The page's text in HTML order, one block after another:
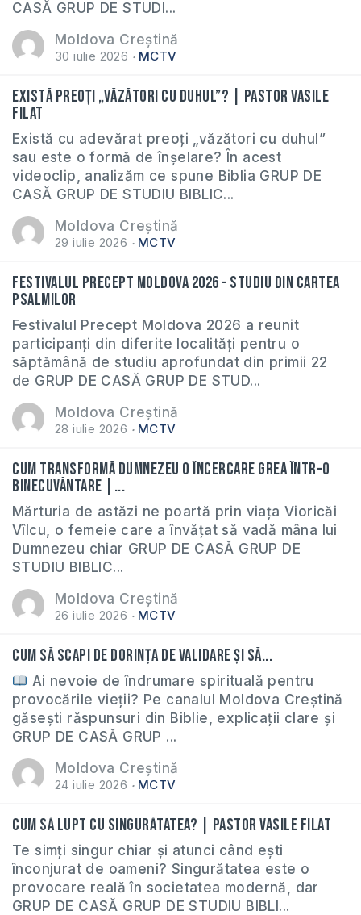
CASĂ GRUP DE STUDI...
Moldova Creștină
30 iulie 2026 MCTV
Există preoți „văzători cu duhul”? | Pastor Vasile
Filat
Există cu adevărat preoți „văzători cu duhul”
sau este o formă de înșelare? În acest
videoclip, analizăm ce spune Biblia GRUP DE
CASĂ GRUP DE STUDIU BIBLIC...
Moldova Creștină
29 iulie 2026 MCTV
Festivalul Precept Moldova 2026 – Studiu din cartea
Psalmilor
Festivalul Precept Moldova 2026 a reunit
participanți din diferite localități pentru o
săptămână de studiu aprofundat din primii 22
de GRUP DE CASĂ GRUP DE STUD...
Moldova Creștină
28 iulie 2026 MCTV
Cum transformă Dumnezeu o încercare grea într-o
binecuvântare |...
Mărturia de astăzi ne poartă prin viața Vioricăi
Vîlcu, o femeie care a învățat să vadă mâna lui
Dumnezeu chiar GRUP DE CASĂ GRUP DE
STUDIU BIBLIC...
Moldova Creștină
26 iulie 2026 MCTV
Cum să scapi de dorința de validare și să...
Ai nevoie de îndrumare spirituală pentru
provocările vieții? Pe canalul Moldova Creștină
găsești răspunsuri din Biblie, explicații clare și
GRUP DE CASĂ GRUP ...
Moldova Creștină
24 iulie 2026 MCTV
Cum să lupt cu singurătatea? | Pastor Vasile Filat
Te simți singur chiar și atunci când ești
înconjurat de oameni? Singurătatea este o
provocare reală în societatea modernă, dar
GRUP DE CASĂ GRUP DE STUDIU BIBLI...